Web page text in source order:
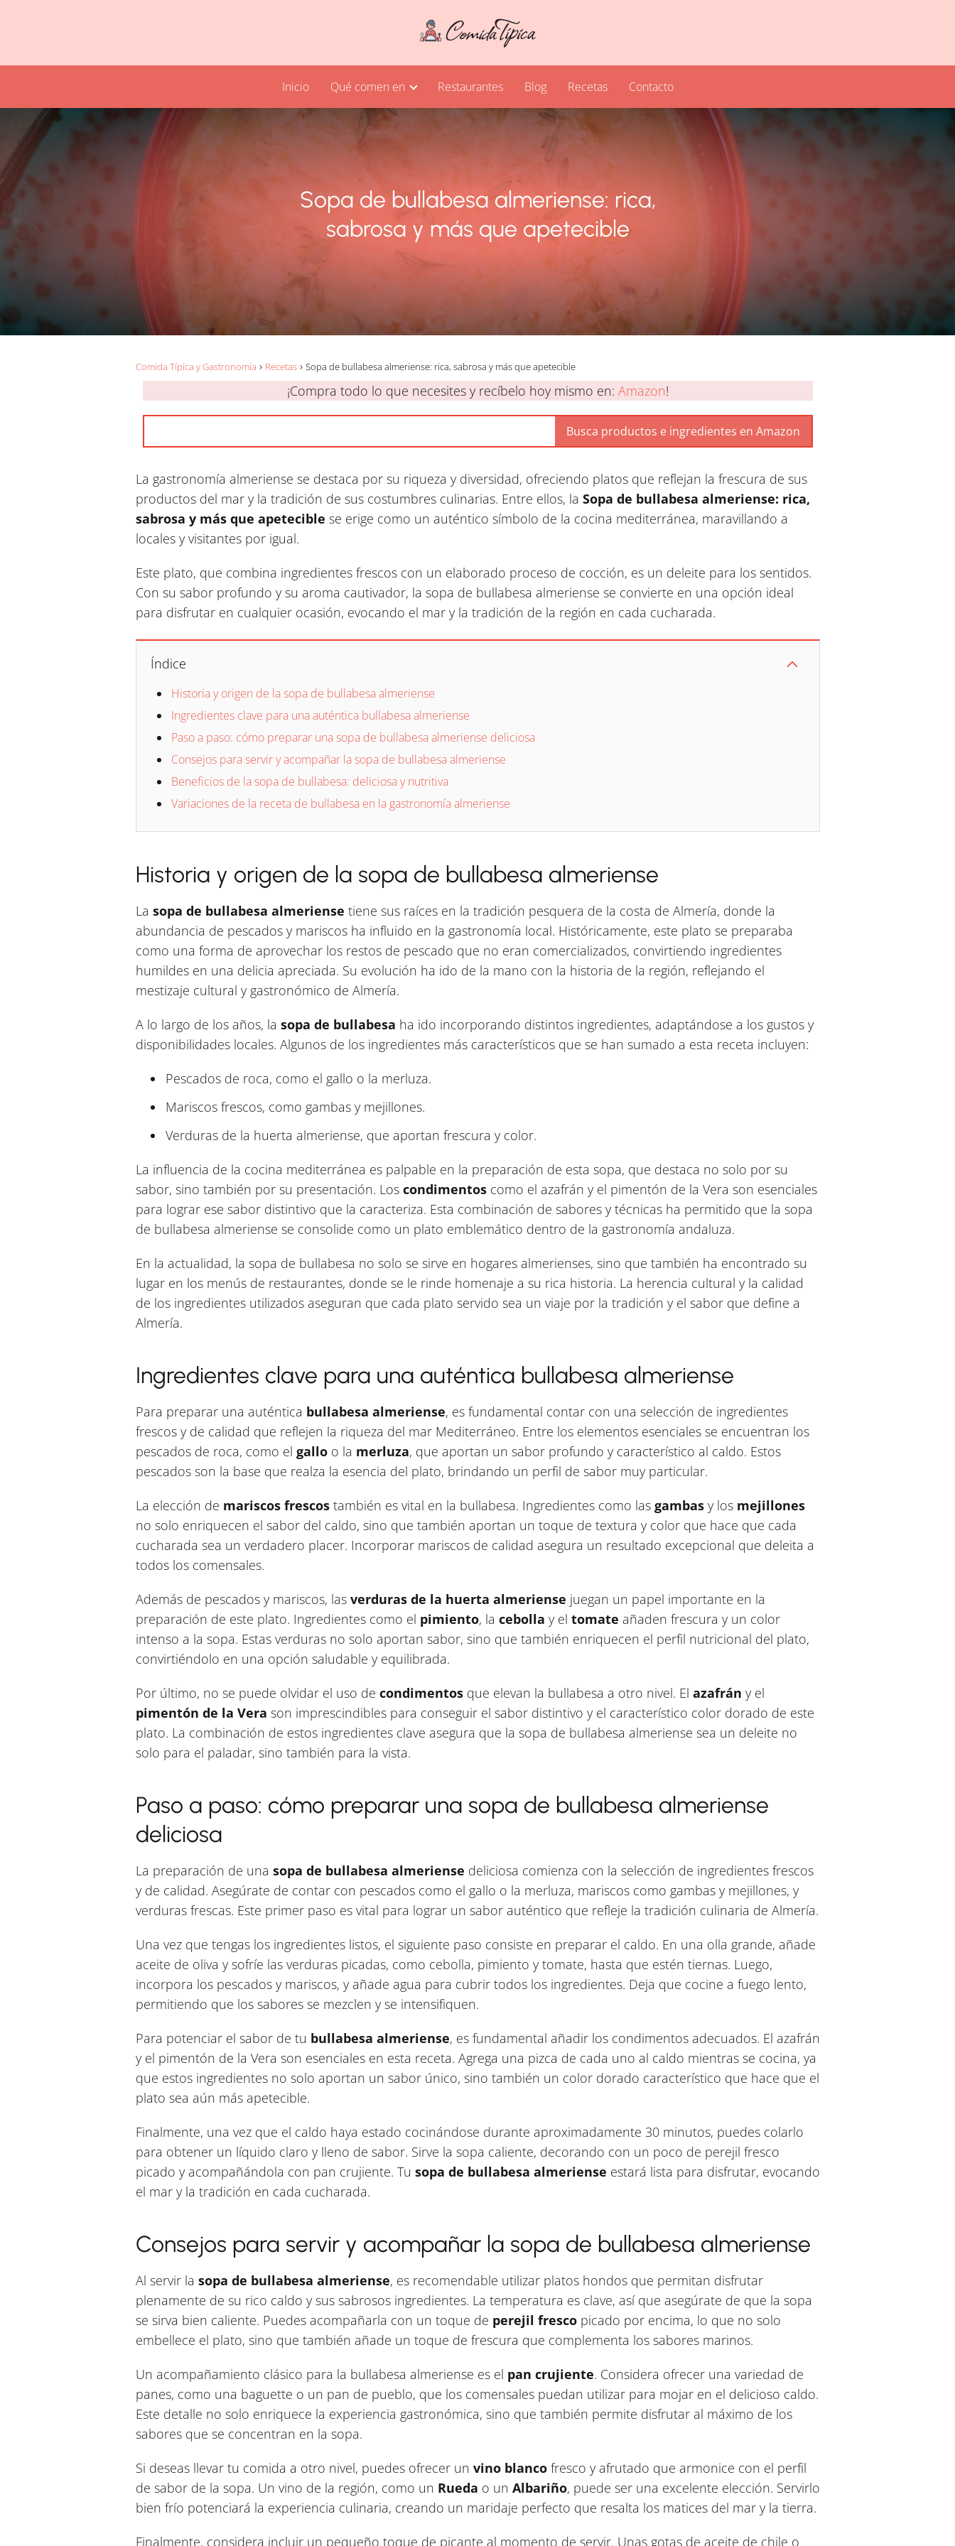
Inicio Qué comen en Restaurantes Blog Recetas Contacto
Sopa de bullabesa almeriense: rica,
sabrosa y más que apetecible
Comida Típica y Gastronomía Recetas Sopa de bullabesa almeriense: rica, sabrosa y más que apetecible
¡Compra todo lo que necesites y recíbelo hoy mismo en: Amazon!
La gastronomía almeriense se destaca por su riqueza y diversidad, ofreciendo platos que reflejan la frescura de sus
productos del mar y la tradición de sus costumbres culinarias. Entre ellos, la Sopa de bullabesa almeriense: rica,
sabrosa y más que apetecible se erige como un auténtico símbolo de la cocina mediterránea, maravillando a
locales y visitantes por igual.
Este plato, que combina ingredientes frescos con un elaborado proceso de cocción, es un deleite para los sentidos.
Con su sabor profundo y su aroma cautivador, la sopa de bullabesa almeriense se convierte en una opción ideal
para disfrutar en cualquier ocasión, evocando el mar y la tradición de la región en cada cucharada.
Índice
Historia y origen de la sopa de bullabesa almeriense
Ingredientes clave para una auténtica bullabesa almeriense
Paso a paso: cómo preparar una sopa de bullabesa almeriense deliciosa
Consejos para servir y acompañar la sopa de bullabesa almeriense
Beneficios de la sopa de bullabesa: deliciosa y nutritiva
Variaciones de la receta de bullabesa en la gastronomía almeriense
Historia y origen de la sopa de bullabesa almeriense
La sopa de bullabesa almeriense tiene sus raíces en la tradición pesquera de la costa de Almería, donde la
abundancia de pescados y mariscos ha influido en la gastronomía local. Históricamente, este plato se preparaba
como una forma de aprovechar los restos de pescado que no eran comercializados, convirtiendo ingredientes
humildes en una delicia apreciada. Su evolución ha ido de la mano con la historia de la región, reflejando el
mestizaje cultural y gastronómico de Almería.
A lo largo de los años, la sopa de bullabesa ha ido incorporando distintos ingredientes, adaptándose a los gustos y
disponibilidades locales. Algunos de los ingredientes más característicos que se han sumado a esta receta incluyen:
Pescados de roca, como el gallo o la merluza.
Mariscos frescos, como gambas y mejillones.
Verduras de la huerta almeriense, que aportan frescura y color.
La influencia de la cocina mediterránea es palpable en la preparación de esta sopa, que destaca no solo por su
sabor, sino también por su presentación. Los condimentoscomo el azafrán y el pimentón de la Vera son esenciales
para lograr ese sabor distintivo que la caracteriza. Esta combinación de sabores y técnicas ha permitido que la sopa
de bullabesa almeriense se consolide como un plato emblemático dentro de la gastronomía andaluza.
En la actualidad, la sopa de bullabesa no solo se sirve en hogares almerienses, sino que también ha encontrado su
lugar en los menús de restaurantes, donde se le rinde homenaje a su rica historia. La herencia cultural y la calidad
de los ingredientes utilizados aseguran que cada plato servido sea un viaje por la tradición y el sabor que define a
Almería.
Ingredientes clave para una auténtica bullabesa almeriense
Para preparar una auténtica bullabesa almeriense, es fundamental contar con una selección de ingredientes
frescos y de calidad que reflejen la riqueza del mar Mediterráneo. Entre los elementos esenciales se encuentran los
pescados de roca, como el galloo la merluza, que aportan un sabor profundo y característico al caldo. Estos
pescados son la base que realza la esencia del plato, brindando un perfil de sabor muy particular.
La elección de mariscos frescostambién es vital en la bullabesa. Ingredientes como las gambasy los mejillones
no solo enriquecen el sabor del caldo, sino que también aportan un toque de textura y color que hace que cada
cucharada sea un verdadero placer. Incorporar mariscos de calidad asegura un resultado excepcional que deleita a
todos los comensales.
Además de pescados y mariscos, las verduras de la huerta almeriense juegan un papel importante en la
preparación de este plato. Ingredientes como el pimiento, la cebolla y el tomate añaden frescura y un color
intenso a la sopa. Estas verduras no solo aportan sabor, sino que también enriquecen el perfil nutricional del plato,
convirtiéndolo en una opción saludable y equilibrada.
Por último, no se puede olvidar el uso de condimentosque elevan la bullabesa a otro nivel. El azafrán y el
pimentón de la Vera son imprescindibles para conseguir el sabor distintivo y el característico color dorado de este
plato. La combinación de estos ingredientes clave asegura que la sopa de bullabesa almeriense sea un deleite no
solo para el paladar, sino también para la vista.
Paso a paso: cómo preparar una sopa de bullabesa almeriense
deliciosa
La preparación de una sopa de bullabesa almeriense deliciosa comienza con la selección de ingredientes frescos
y de calidad. Asegúrate de contar con pescados como el gallo o la merluza, mariscos como gambas y mejillones, y
verduras frescas. Este primer paso es vital para lograr un sabor auténtico que refleje la tradición culinaria de Almería.
Una vez que tengas los ingredientes listos, el siguiente paso consiste en preparar el caldo. En una olla grande, añade
aceite de oliva y sofríe las verduras picadas, como cebolla, pimiento y tomate, hasta que estén tiernas. Luego,
incorpora los pescados y mariscos, y añade agua para cubrir todos los ingredientes. Deja que cocine a fuego lento,
permitiendo que los sabores se mezclen y se intensifiquen.
Para potenciar el sabor de tu bullabesa almeriense, es fundamental añadir los condimentos adecuados. El azafrán
y el pimentón de la Vera son esenciales en esta receta. Agrega una pizca de cada uno al caldo mientras se cocina, ya
que estos ingredientes no solo aportan un sabor único, sino también un color dorado característico que hace que el
plato sea aún más apetecible.
Finalmente, una vez que el caldo haya estado cocinándose durante aproximadamente 30 minutos, puedes colarlo
para obtener un líquido claro y lleno de sabor. Sirve la sopa caliente, decorando con un poco de perejil fresco
picado y acompañándola con pan crujiente. Tu sopa de bullabesa almeriense estará lista para disfrutar, evocando
el mar y la tradición en cada cucharada.
Consejos para servir y acompañar la sopa de bullabesa almeriense
Al servir la sopa de bullabesa almeriense, es recomendable utilizar platos hondos que permitan disfrutar
plenamente de su rico caldo y sus sabrosos ingredientes. La temperatura es clave, así que asegúrate de que la sopa
se sirva bien caliente. Puedes acompañarla con un toque de perejil frescopicado por encima, lo que no solo
embellece el plato, sino que también añade un toque de frescura que complementa los sabores marinos.
Un acompañamiento clásico para la bullabesa almeriense es el pan crujiente. Considera ofrecer una variedad de
panes, como una baguette o un pan de pueblo, que los comensales puedan utilizar para mojar en el delicioso caldo.
Este detalle no solo enriquece la experiencia gastronómica, sino que también permite disfrutar al máximo de los
sabores que se concentran en la sopa.
Si deseas llevar tu comida a otro nivel, puedes ofrecer un vino blancofresco y afrutado que armonice con el perfil
de sabor de la sopa. Un vino de la región, como un Rueda o un Albariño, puede ser una excelente elección. Servirlo
bien frío potenciará la experiencia culinaria, creando un maridaje perfecto que resalta los matices del mar y la tierra.
Finalmente, considera incluir un pequeño toque de picante al momento de servir. Unas gotas de aceite de chile o